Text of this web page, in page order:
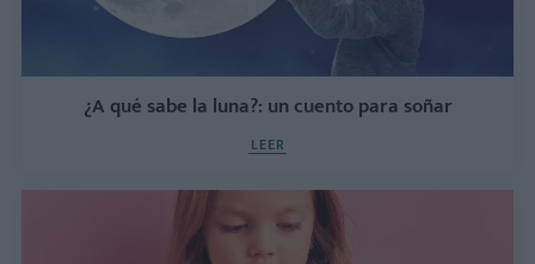
¿A qué sabe la luna?: un cuento para soñar
LEER